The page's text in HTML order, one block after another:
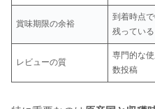
賞味期限の余裕
到着時点
残っている
レビューの質
専門的な
数投稿